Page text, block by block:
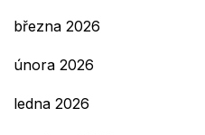
března 2026
února 2026
ledna 2026